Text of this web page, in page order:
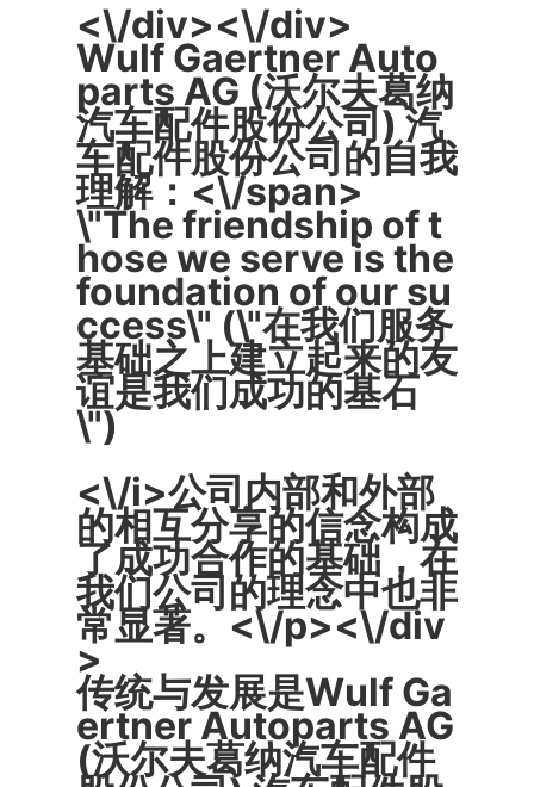
<\/div><\/div>
Wulf Gaertner Auto
parts AG (沃尔夫葛纳
汽车配件股份公司) 汽
车配件股份公司的自我
理解：<\/span>
\"The friendship of t
hose we serve is the
foundation of our su
ccess\" (\"在我们服务
基础之上建立起来的友
谊是我们成功的基石
\")
<\/i>公司内部和外部
的相互分享的信念构成
了成功合作的基础，在
我们公司的理念中也非
常显著。<\/p><\/div
>
传统与发展是Wulf Ga
ertner Autoparts AG
(沃尔夫葛纳汽车配件